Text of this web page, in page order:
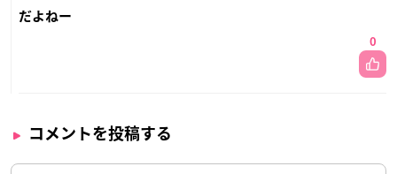
だよねー
0
コメントを投稿する